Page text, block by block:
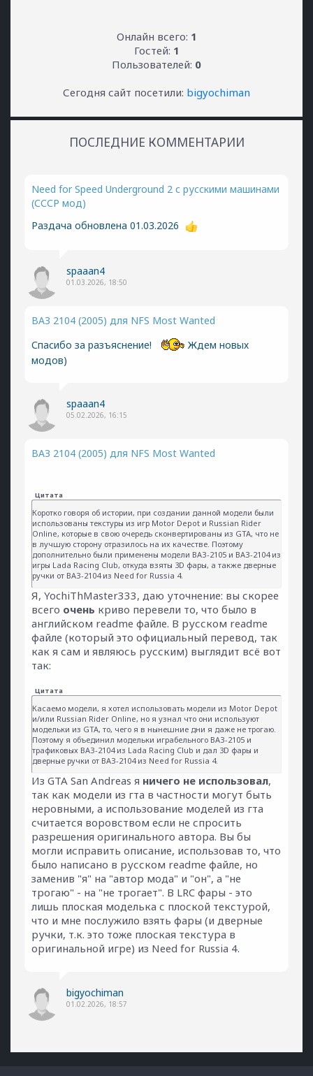
Онлайн всего: 1
Гостей: 1
Пользователей: 0
Сегодня сайт посетили: bigyochiman
ПОСЛЕДНИЕ КОММЕНТАРИИ
Need for Speed Underground 2 с русскими машинами
(СССР мод)
Раздача обновлена 01.03.2026
spaaan4
01.03.2026, 18:50
ВАЗ 2104 (2005) для NFS Most Wanted
Спасибо за разъяснение!
Ждем новых
модов)
spaaan4
05.02.2026, 16:15
ВАЗ 2104 (2005) для NFS Most Wanted
Цитата
Коротко говоря об истории, при создании данной модели были
использованы текстуры из игр Motor Depot и Russian Rider
Online, которые в свою очередь сконвертированы из GTA, что не
в лучшую сторону отразилось на их качестве. Поэтому
дополнительно были применены модели ВАЗ-2105 и ВАЗ-2104 из
игры Lada Racing Club, откуда взяты 3D фары, а также дверные
ручки от ВАЗ-2104 из Need for Russia 4.
Я, YochiThMaster333, даю уточнение: вы скорее
всего очень криво перевели то, что было в
английском readme файле. В русском readme
файле (который это официальный перевод, так
как я сам и являюсь русским) выглядит всё вот
так:
Цитата
Касаемо модели, я хотел использовать модели из Motor Depot
и/или Russian Rider Online, но я узнал что они используют
модельки из GTA, то, чего я в нынешние дни я даже не трогаю.
Поэтому я объединил модельки играбельного ВАЗ-2105 и
трафиковых ВАЗ-2104 из Lada Racing Club и дал 3D фары и
дверные ручки от ВАЗ-2104 из Need for Russia 4.
Из GTA San Andreas я ничего не использовал,
так как модели из гта в частности могут быть
неровными, а использование моделей из гта
считается воровством если не спросить
разрешения оригинального автора. Вы бы
могли исправить описание, использовав то, что
было написано в русском readme файле, но
заменив "я" на "автор мода" и "он", а "не
трогаю" - на "не трогает". В LRC фары - это
лишь плоская моделька с плоской текстурой,
что и мне послужило взять фары (и дверные
ручки, т.к. это тоже плоская текстура в
оригинальной игре) из Need for Russia 4.
bigyochiman
01.02.2026, 18:57